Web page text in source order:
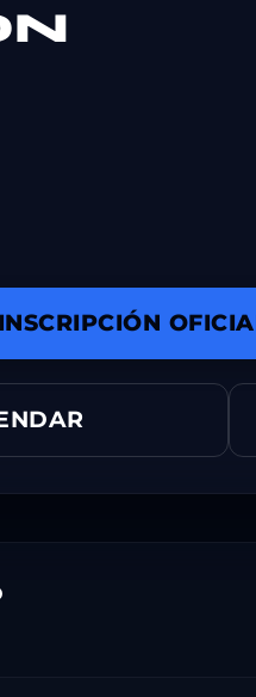
INSCRIPCIÓN